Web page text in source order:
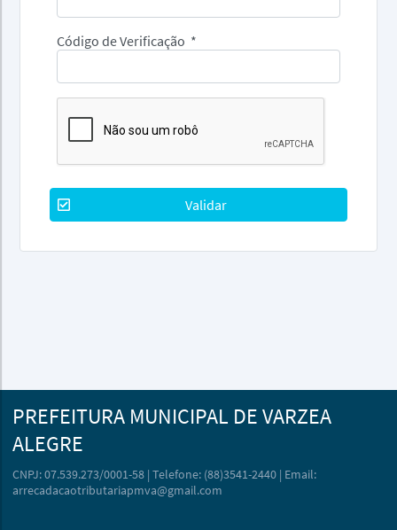
Código de Verificação *
Validar
PREFEITURA MUNICIPAL DE VARZEA
ALEGRE
CNPJ: 07.539.273/0001-58 | Telefone: (88)3541-2440 | Email:
arrecadacaotributariapmva@gmail.com